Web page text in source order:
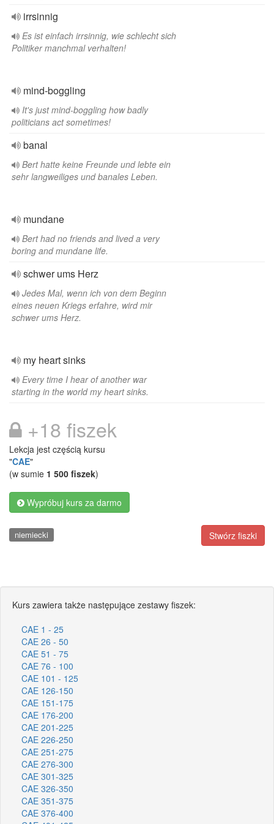
irrsinnig
Es ist einfach irrsinnig, wie schlecht sich
Politiker manchmal verhalten!
mind-boggling
It's just mind-boggling how badly
politicians act sometimes!
banal
Bert hatte keine Freunde und lebte ein
sehr langweiliges und banales Leben.
mundane
Bert had no friends and lived a very
boring and mundane life.
schwer ums Herz
Jedes Mal, wenn ich von dem Beginn
eines neuen Kriegs erfahre, wird mir
schwer ums Herz.
my heart sinks
Every time I hear of another war
starting in the world my heart sinks.
+18 fiszek
Lekcja jest częścią kursu
"CAE"
(w sumie 1 500 fiszek)
Wypróbuj kurs za darmo
Stwórz fiszki
niemiecki
Kurs zawiera także następujące zestawy fiszek:
CAE 1 - 25
CAE 26 - 50
CAE 51 - 75
CAE 76 - 100
CAE 101 - 125
CAE 126-150
CAE 151-175
CAE 176-200
CAE 201-225
CAE 226-250
CAE 251-275
CAE 276-300
CAE 301-325
CAE 326-350
CAE 351-375
CAE 376-400